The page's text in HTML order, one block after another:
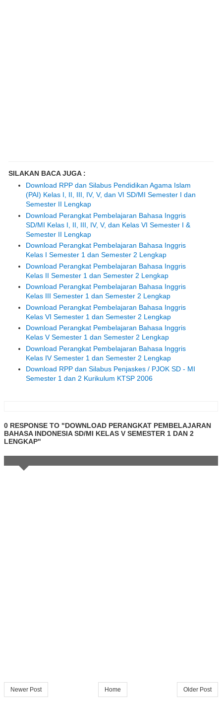
SILAKAN BACA JUGA :
Download RPP dan Silabus Pendidikan Agama Islam
(PAI) Kelas I, II, III, IV, V, dan VI SD/MI Semester I dan
Semester II Lengkap
Download Perangkat Pembelajaran Bahasa Inggris
SD/MI Kelas I, II, III, IV, V, dan Kelas VI Semester I &
Semester II Lengkap
Download Perangkat Pembelajaran Bahasa Inggris
Kelas I Semester 1 dan Semester 2 Lengkap
Download Perangkat Pembelajaran Bahasa Inggris
Kelas II Semester 1 dan Semester 2 Lengkap
Download Perangkat Pembelajaran Bahasa Inggris
Kelas III Semester 1 dan Semester 2 Lengkap
Download Perangkat Pembelajaran Bahasa Inggris
Kelas VI Semester 1 dan Semester 2 Lengkap
Download Perangkat Pembelajaran Bahasa Inggris
Kelas V Semester 1 dan Semester 2 Lengkap
Download Perangkat Pembelajaran Bahasa Inggris
Kelas IV Semester 1 dan Semester 2 Lengkap
Download RPP dan Silabus Penjaskes / PJOK SD - MI
Semester 1 dan 2 Kurikulum KTSP 2006
0 RESPONSE TO "DOWNLOAD PERANGKAT PEMBELAJARAN
BAHASA INDONESIA SD/MI KELAS V SEMESTER 1 DAN 2
LENGKAP"
Newer Post Older Post
Home